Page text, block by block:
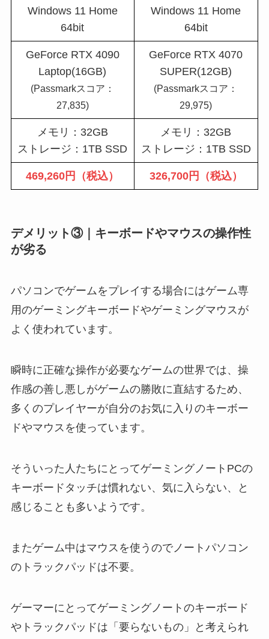
Windows 11 Home
64bit
Windows 11 Home
64bit
GeForce RTX 4090
Laptop(16GB)
(Passmarkスコア：
27,835)
GeForce RTX 4070
SUPER(12GB)
(Passmarkスコア：
29,975)
メモリ：32GB
ストレージ：1TB SSD
メモリ：32GB
ストレージ：1TB SSD
469,260円（税込） 326,700円（税込）
デメリット③｜キーボードやマウスの操作性
が劣る
パソコンでゲームをプレイする場合にはゲーム専
用のゲーミングキーボードやゲーミングマウスが
よく使われています。
瞬時に正確な操作が必要なゲームの世界では、操
作感の善し悪しがゲームの勝敗に直結するため、
多くのプレイヤーが自分のお気に入りのキーボー
ドやマウスを使っています。
そういった人たちにとってゲーミングノートPCの
キーボードタッチは慣れない、気に入らない、と
感じることも多いようです。
またゲーム中はマウスを使うのでノートパソコン
のトラックパッドは不要。
ゲーマーにとってゲーミングノートのキーボード
やトラックパッドは「要らないもの」と考えられ